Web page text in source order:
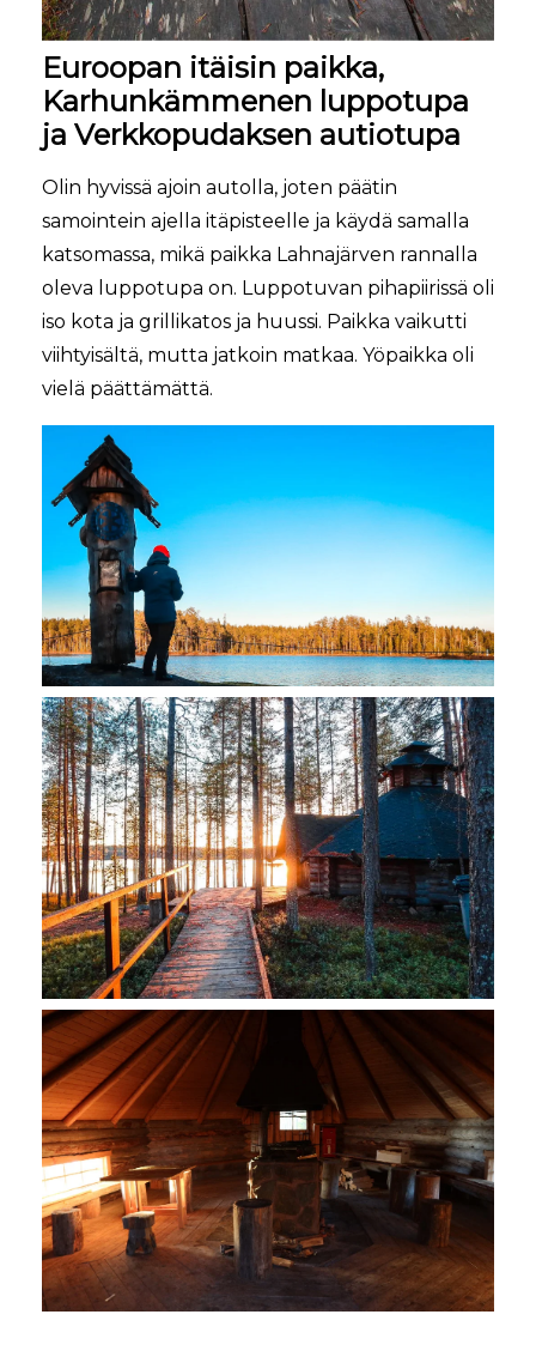
Euroopan itäisin paikka,
Karhunkämmenen luppotupa
ja Verkkopudaksen autiotupa
Olin hyvissä ajoin autolla, joten päätin
samointein ajella itäpisteelle ja käydä samalla
katsomassa, mikä paikka Lahnajärven rannalla
oleva luppotupa on. Luppotuvan pihapiirissä oli
iso kota ja grillikatos ja huussi. Paikka vaikutti
viihtyisältä, mutta jatkoin matkaa. Yöpaikka oli
vielä päättämättä.